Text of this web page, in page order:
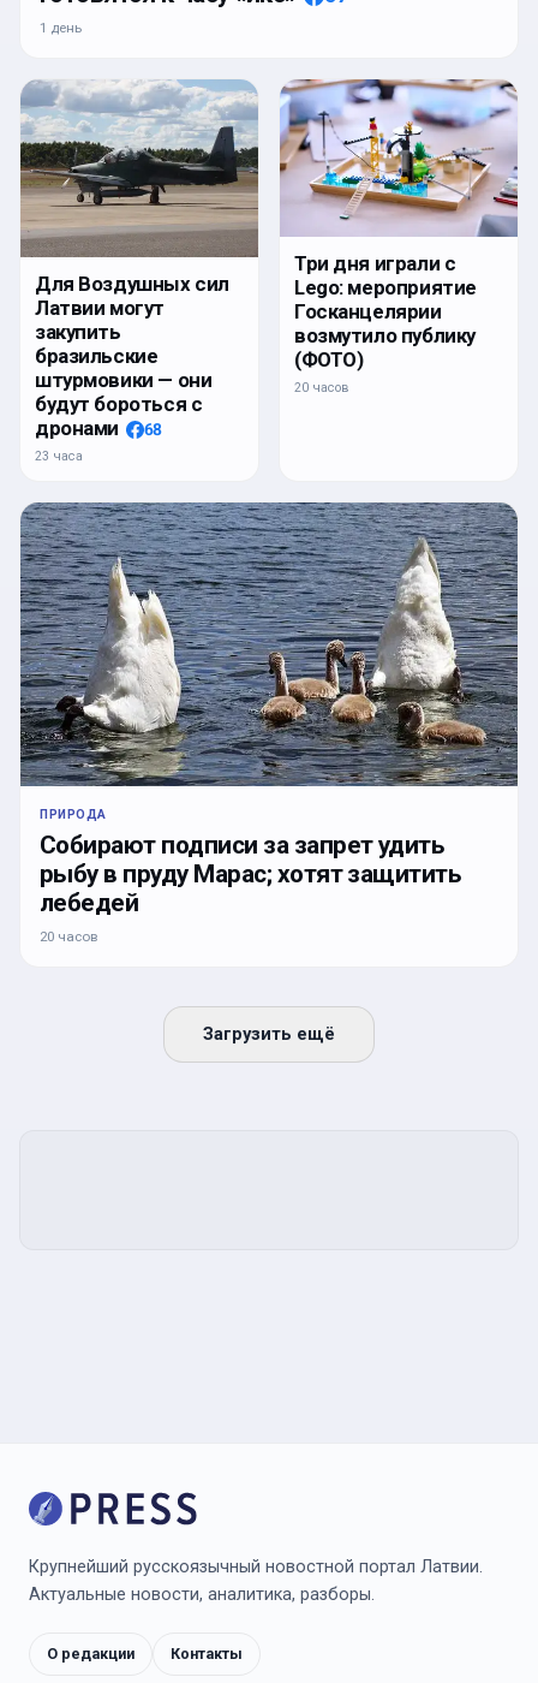
1 день
Для Воздушных сил
Латвии могут
закупить
бразильские
штурмовики — они
будут бороться с
дронами
68
23 часа
Три дня играли с
Lego: мероприятие
Госканцелярии
возмутило публику
(ФОТО)
20 часов
ПРИРОДА
Собирают подписи за запрет удить
рыбу в пруду Марас; хотят защитить
лебедей
20 часов
Загрузить ещё
Крупнейший русскоязычный новостной портал Латвии.
Актуальные новости, аналитика, разборы.
О редакции Контакты